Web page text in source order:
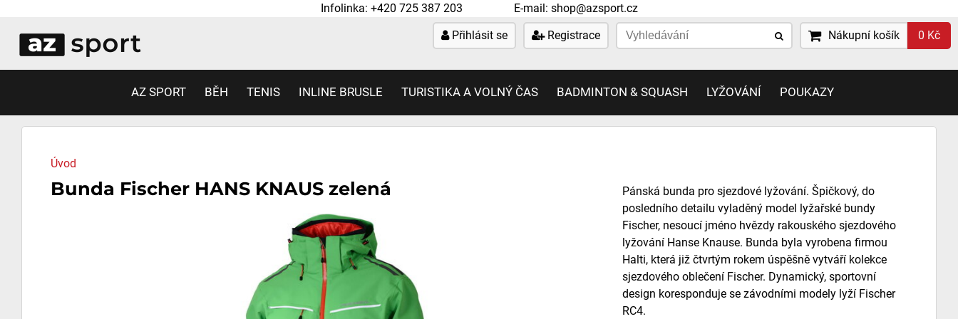
Infolinka: +420 725 387 203 E-mail: shop@azsport.cz
Přihlásit se
Registrace Nákupní košík 0 Kč
AZ SPORT BĚH TENIS INLINE BRUSLE TURISTIKA A VOLNÝ ČAS BADMINTON & SQUASH LYŽOVÁNÍ POUKAZY
Úvod
Bunda Fischer HANS KNAUS zelená
Pánská bunda pro sjezdové lyžování. Špičkový, do
posledního detailu vyladěný model lyžařské bundy
Fischer, nesoucí jméno hvězdy rakouského sjezdového
lyžování Hanse Knause. Bunda byla vyrobena firmou
Halti, která již čtvrtým rokem úspěšně vytváří kolekce
sjezdového oblečení Fischer. Dynamický, sportovní
design koresponduje se závodními modely lyží Fischer
RC4.